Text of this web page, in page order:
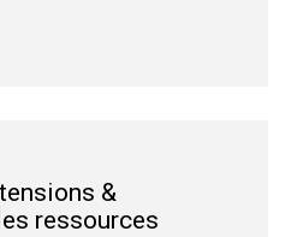
&
ressources